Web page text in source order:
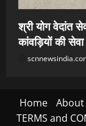
श्री योग वेदांत
कांवड़ियों की सेवा
Home About
TERMS and